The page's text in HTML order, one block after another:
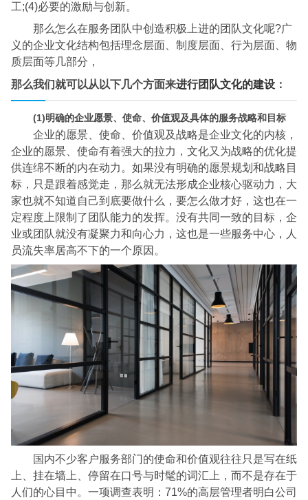
工;(4)必要的激励与创新。
那么怎么在服务团队中创造积极上进的团队文化呢?广
义的企业文化结构包括理念层面、制度层面、行为层面、物
质层面等几部分，
那么我们就可以从以下几个方面来进行团队文化的建设 ：
(1)明确的企业愿景、使命、价值观及具体的服务战略和目标
企业的愿景、使命、价值观及战略是企业文化的内核，
企业的愿景、使命有着强大的拉力，文化又为战略的优化提
供连绵不断的内在动力。如果没有明确的愿景规划和战略目
标，只是跟着感觉走，那么就无法形成企业核心驱动力，大
家也就不知道自己到底要做什么，要怎么做才好，这也在一
定程度上限制了团队能力的发挥。没有共同一致的目标，企
业或团队就没有凝聚力和向心力，这也是一些服务中心，人
员流失率居高不下的一个原因。
国内不少客户服务部门的使命和价值观往往只是写在纸
上、挂在墙上、停留在口号与时髦的词汇上，而不是存在于
人们的心目中。一项调查表明：71%的高层管理者明白公司